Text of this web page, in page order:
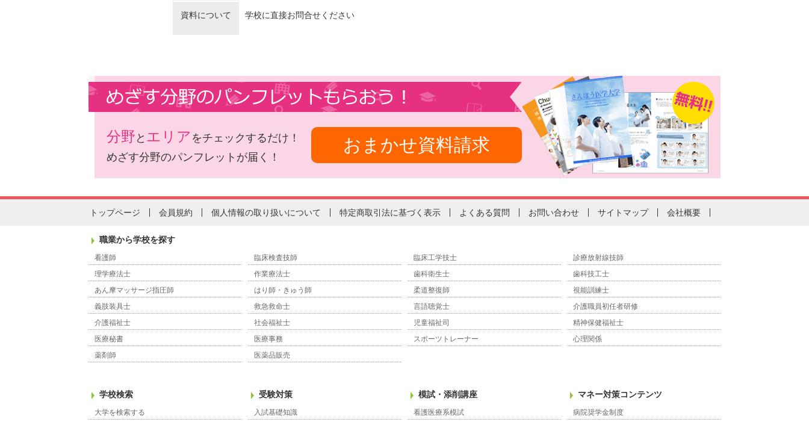
資料について 学校に直接お問合せください
分野 と エリア をチェックするだけ！
めざす分野のパンフレットが届く！
おまかせ資料請求
トップページ 会員規約 個人情報の取り扱いについて 特定商取引法に基づく表示 よくある質問 お問い合わせ サイトマップ 会社概要
職業から学校を探す
看護師 臨床検査技師 臨床工学技士
診療放射線技師
理学療法士
作業療法士 歯科衛生士
歯科技工士
あん摩マッサージ指圧師
はり師・きゅう師 柔道整復師
視能訓練士
義肢装具士
救急救命士 言語聴覚士
介護職員初任者研修
介護福祉士
社会福祉士 児童福祉司
精神保健福祉士
医療秘書
医療事務 スポーツトレーナー
心理関係
薬剤師
医薬品販売
学校検索
大学を検索する
受験対策
入試基礎知識
模試・添削講座
看護医療系模試
マネー対策コンテンツ
病院奨学金制度